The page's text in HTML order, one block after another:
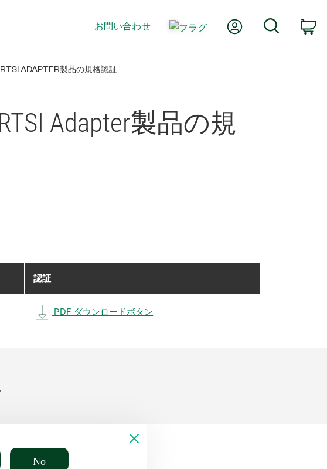
お問い合わせ Myアカウント
ADAPTER製品​の​規格​認証
Adapter製品​の​規
認証
PDF ダウンロードボタン
No